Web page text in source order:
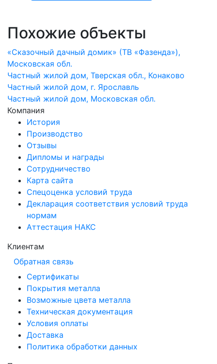
Похожие объекты
«Сказочный дачный домик» (ТВ «Фазенда»),
Московская обл.
Частный жилой дом, Тверская обл., Конаково
Частный жилой дом, г. Ярославль
Частный жилой дом, Московская обл.
Компания
История
Производство
Отзывы
Дипломы и награды
Сотрудничество
Карта сайта
Спецоценка условий труда
Декларация соответствия условий труда
нормам
Аттестация НАКС
Клиентам
Обратная связь
Сертификаты
Покрытия металла
Возможные цвета металла
Техническая документация
Условия оплаты
Доставка
Политика обработки данных